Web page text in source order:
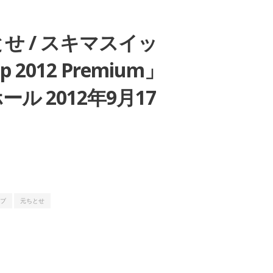
/ スキマスイッ
2012 Premium」
ル 2012年9月17
元ちとせ